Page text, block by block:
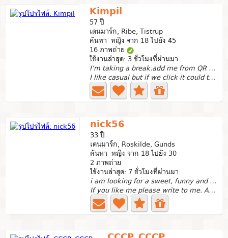
Kimpil
57 ปี
เดนมาร์ก, Ribe, Tistrup
ค้นหา หญิง จาก 18 ไปยัง 45
16 ภาพถ่าย
ใช้งานล่าสุด: 3 ชั่วโมงที่ผ่านมา
I’m taking a break.add me from QR code in pictures
I like casual but if we click it could turn serious too...
nick56
33 ปี
เดนมาร์ก, Roskilde, Gunds
ค้นหา หญิง จาก 18 ไปยัง 30
2 ภาพถ่าย
ใช้งานล่าสุด: 7 ชั่วโมงที่ผ่านมา
i am looking for a sweet, funny and caring woman
If you like me please write to me. And if we talk then...